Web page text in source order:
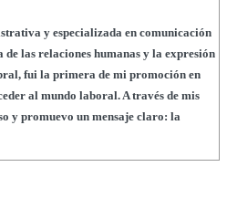
y especializada en comunicación
las relaciones humanas y la expresión
fui la primera de mi promoción en
al mundo laboral. A través de mis
y promuevo un mensaje claro: la